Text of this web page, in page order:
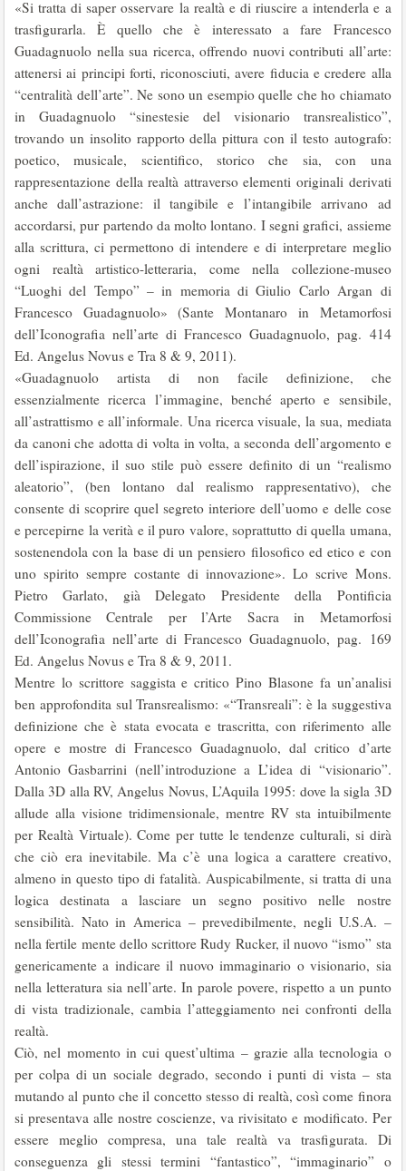
«Si tratta di saper osservare la realtà e di riuscire a intenderla e a
trasfigurarla. È quello che è interessato a fare Francesco
Guadagnuolo nella sua ricerca, offrendo nuovi contributi all’arte:
attenersi ai principi forti, riconosciuti, avere fiducia e credere alla
“centralità dell’arte”. Ne sono un esempio quelle che ho chiamato
in Guadagnuolo “sinestesie del visionario transrealistico”,
trovando un insolito rapporto della pittura con il testo autografo:
poetico, musicale, scientifico, storico che sia, con una
rappresentazione della realtà attraverso elementi originali derivati
anche dall’astrazione: il tangibile e l’intangibile arrivano ad
accordarsi, pur partendo da molto lontano. I segni grafici, assieme
alla scrittura, ci permettono di intendere e di interpretare meglio
ogni realtà artistico-letteraria, come nella collezione-museo
“Luoghi del Tempo” – in memoria di Giulio Carlo Argan di
Francesco Guadagnuolo» (Sante Montanaro in Metamorfosi
dell’Iconografia nell’arte di Francesco Guadagnuolo, pag. 414
Ed. Angelus Novus e Tra 8 & 9, 2011).
«Guadagnuolo artista di non facile definizione, che
essenzialmente ricerca l’immagine, benché aperto e sensibile,
all’astrattismo e all’informale. Una ricerca visuale, la sua, mediata
da canoni che adotta di volta in volta, a seconda dell’argomento e
dell’ispirazione, il suo stile può essere definito di un “realismo
aleatorio”, (ben lontano dal realismo rappresentativo), che
consente di scoprire quel segreto interiore dell’uomo e delle cose
e percepirne la verità e il puro valore, soprattutto di quella umana,
sostenendola con la base di un pensiero filosofico ed etico e con
uno spirito sempre costante di innovazione». Lo scrive Mons.
Pietro Garlato, già Delegato Presidente della Pontificia
Commissione Centrale per l’Arte Sacra in Metamorfosi
dell’Iconografia nell’arte di Francesco Guadagnuolo, pag. 169
Ed. Angelus Novus e Tra 8 & 9, 2011.
Mentre lo scrittore saggista e critico Pino Blasone fa un’analisi
ben approfondita sul Transrealismo: «“Transreali”: è la suggestiva
definizione che è stata evocata e trascritta, con riferimento alle
opere e mostre di Francesco Guadagnuolo, dal critico d’arte
Antonio Gasbarrini (nell’introduzione a L’idea di “visionario”.
Dalla 3D alla RV, Angelus Novus, L’Aquila 1995: dove la sigla 3D
allude alla visione tridimensionale, mentre RV sta intuibilmente
per Realtà Virtuale). Come per tutte le tendenze culturali, si dirà
che ciò era inevitabile. Ma c’è una logica a carattere creativo,
almeno in questo tipo di fatalità. Auspicabilmente, si tratta di una
logica destinata a lasciare un segno positivo nelle nostre
sensibilità. Nato in America – prevedibilmente, negli U.S.A. –
nella fertile mente dello scrittore Rudy Rucker, il nuovo “ismo” sta
genericamente a indicare il nuovo immaginario o visionario, sia
nella letteratura sia nell’arte. In parole povere, rispetto a un punto
di vista tradizionale, cambia l’atteggiamento nei confronti della
realtà.
Ciò, nel momento in cui quest’ultima – grazie alla tecnologia o
per colpa di un sociale degrado, secondo i punti di vista – sta
mutando al punto che il concetto stesso di realtà, così come finora
si presentava alle nostre coscienze, va rivisitato e modificato. Per
essere meglio compresa, una tale realtà va trasfigurata. Di
conseguenza gli stessi termini “fantastico”, “immaginario” o